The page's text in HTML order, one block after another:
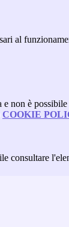
al
e non è
COOKIE
consultare